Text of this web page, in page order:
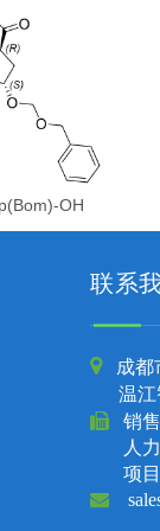
OH
联系

成
温江
 销
人力
项目
